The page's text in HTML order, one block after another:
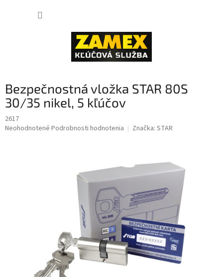
Bezpečnostná vložka STAR 80S
30/35 nikel, 5 kľúčov
2617
Priemerné
Neohodnotené Podrobnosti hodnotenia Značka: STAR